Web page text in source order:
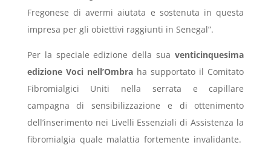
Fregonese di avermi aiutata e sostenuta in questa
impresa per gli obiettivi raggiunti in Senegal”.
Per la speciale edizione della suaventicinquesima
edizione Voci nell’Ombra ha supportato il Comitato
Fibromialgici Uniti nella serrata e capillare
campagna di sensibilizzazione e di ottenimento
dell’inserimento nei Livelli Essenziali di Assistenza la
fibromialgia quale malattia fortemente invalidante.